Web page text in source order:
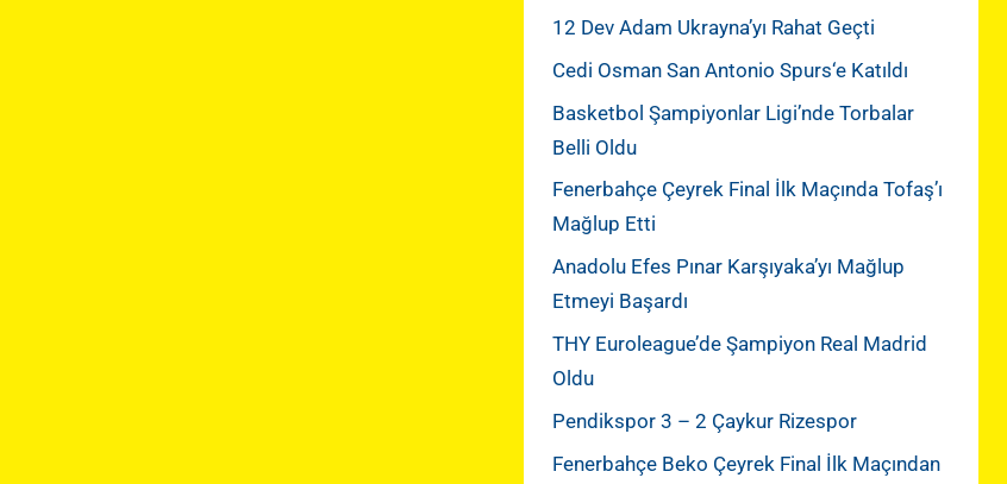
12 Dev Adam Ukrayna’yı Rahat Geçti
Cedi Osman San Antonio Spurs‘e Katıldı
Basketbol Şampiyonlar Ligi’nde Torbalar
Belli Oldu
Fenerbahçe Çeyrek Final İlk Maçında Tofaş’ı
Mağlup Etti
Anadolu Efes Pınar Karşıyaka’yı Mağlup
Etmeyi Başardı
THY Euroleague’de Şampiyon Real Madrid
Oldu
Pendikspor 3 – 2 Çaykur Rizespor
Fenerbahçe Beko Çeyrek Final İlk Maçından